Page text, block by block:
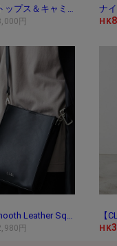
円 HK
円 HK